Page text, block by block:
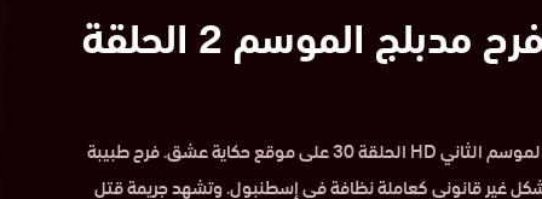
مسلسل اسمي فرح مدبلج الموسم 2 الحلقة
مشاهدة مسلسل اسمي فرح مدبلج الموسم الثاني HD الحلقة 30 على موقع حكاية عشق. فرح طبيبة
28 عامًا تعمل بشكل غير قانوني كعاملة نظافة في إسطنبول. وتشهد جريمة قتل